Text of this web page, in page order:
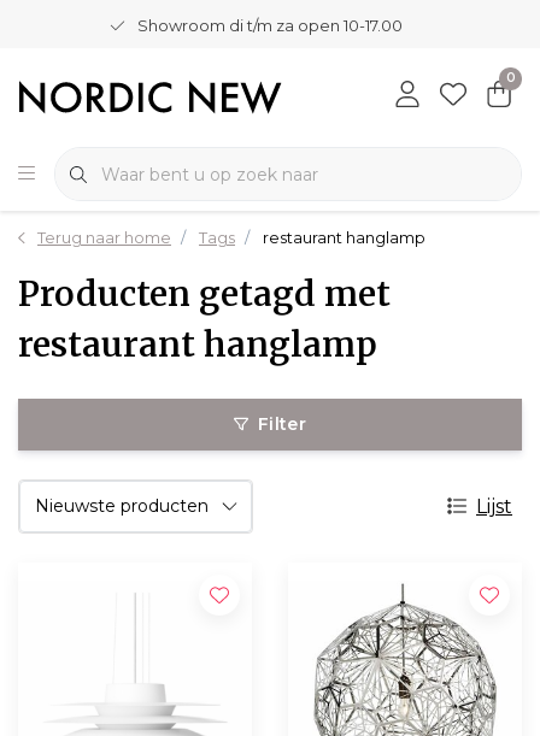
Showroom di t/m za open 10-17.00
0
Terug naar home Tags restaurant hanglamp
Producten getagd met
restaurant hanglamp
Filter
Lijst